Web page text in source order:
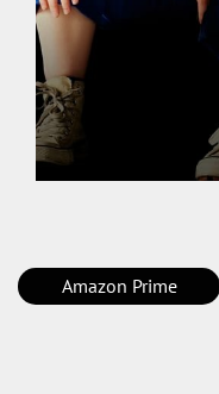
Amazon Prime